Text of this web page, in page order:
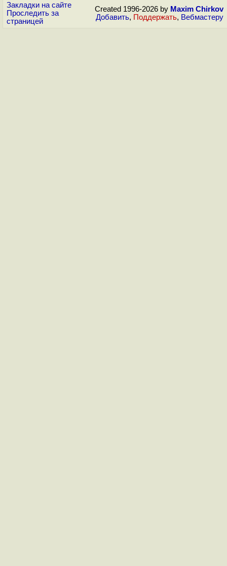
Закладки на сайте
Проследить за
страницей
Created 1996-2026 by Maxim Chirkov
Добавить, Поддержать, Вебмастеру